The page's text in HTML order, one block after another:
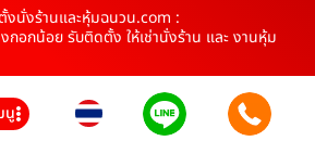
งนั่งร้านและหุ้มฉนวน.com :
อกน้อย รับติดตั้ง ให้เช่านั่งร้าน และ งานหุ้ม
นู